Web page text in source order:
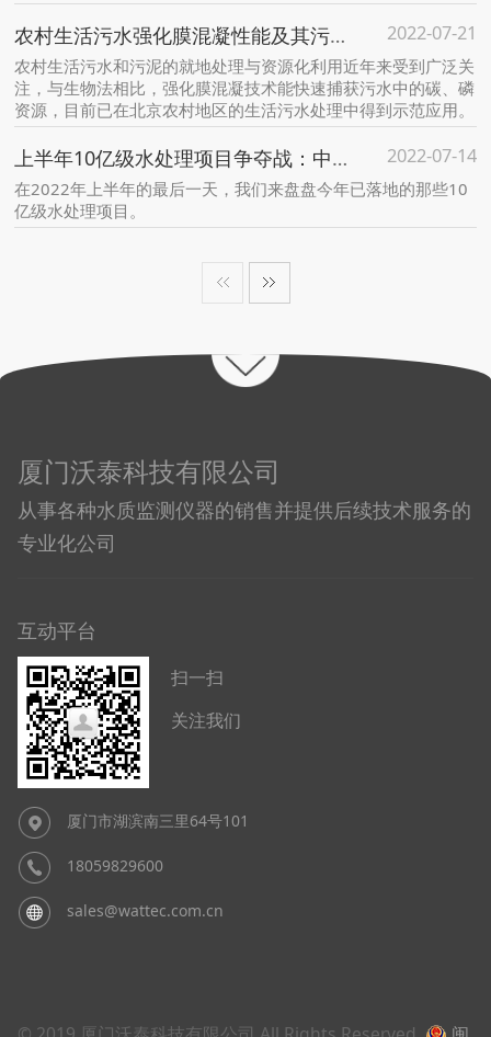
农村生活污水强化膜混凝性能及其污泥资源化潜力 2022-07-21
农村生活污水和污泥的就地处理与资源化利用近年来受到广泛关
注，与生物法相比，强化膜混凝技术能快速捕获污水中的碳、磷
资源，目前已在北京农村地区的生活污水处理中得到示范应用。
上半年10亿级水处理项目争夺战：中铁、中电建各参与拿单超200亿 西南地区快速崛起 2022-07-14
在2022年上半年的最后一天，我们来盘盘今年已落地的那些10
亿级水处理项目。
厦门沃泰科技有限公司
从事各种水质监测仪器的销售并提供后续技术服务的
专业化公司
互动平台
扫一扫
关注我们
厦门市湖滨南三里64号101
18059829600
sales@wattec.com.cn